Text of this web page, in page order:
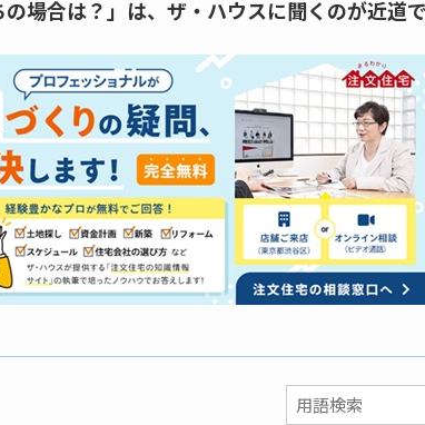
場合は？」は、 ザ・ハウスに聞くのが近道